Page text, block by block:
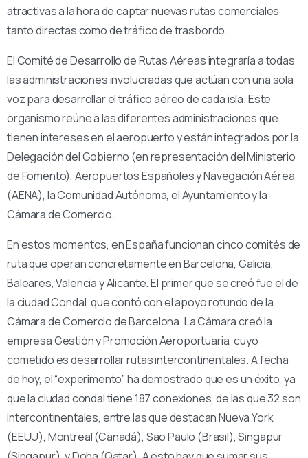
atractivas a la hora de captar nuevas rutas comerciales
tanto directas como de tráfico de trasbordo.
El Comité de Desarrollo de Rutas Aéreas integraría a todas
las administraciones involucradas que actúan con una sola
voz para desarrollar el tráfico aéreo de cada isla. Este
organismo reúne a las diferentes administraciones que
tienen intereses en el aeropuerto y están integrados por la
Delegación del Gobierno (en representación del Ministerio
de Fomento), Aeropuertos Españoles y Navegación Aérea
(AENA), la Comunidad Autónoma, el Ayuntamiento y la
Cámara de Comercio.
En estos momentos, en España funcionan cinco comités de
ruta que operan concretamente en Barcelona, Galicia,
Baleares, Valencia y Alicante. El primer que se creó fue el de
la ciudad Condal, que contó con el apoyo rotundo de la
Cámara de Comercio de Barcelona. La Cámara creó la
empresa Gestión y Promoción Aeroportuaria, cuyo
cometido es desarrollar rutas intercontinentales. A fecha
de hoy, el “experimento” ha demostrado que es un éxito, ya
que la ciudad condal tiene 187 conexiones, de las que 32 son
intercontinentales, entre las que destacan Nueva York
(EEUU), Montreal (Canadá), Sao Paulo (Brasil), Singapur